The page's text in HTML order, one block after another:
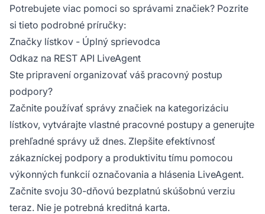
Potrebujete viac pomoci so správami značiek? Pozrite
si tieto podrobné príručky:
Značky lístkov - Úplný sprievodca
Odkaz na REST API LiveAgent
Ste pripravení organizovať váš pracovný postup
podpory?
Začnite používať správy značiek na kategorizáciu
lístkov, vytvárajte vlastné pracovné postupy a generujte
prehľadné správy už dnes. Zlepšite efektívnosť
zákazníckej podpory a produktivitu tímu pomocou
výkonných funkcií označovania a hlásenia LiveAgent.
Začnite svoju 30-dňovú bezplatnú skúšobnú verziu
teraz. Nie je potrebná kreditná karta.